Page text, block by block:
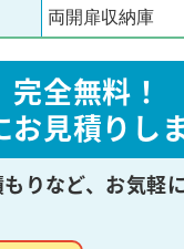
両開扉収納庫
完全無料！
お見積りし
りなど、 お気軽